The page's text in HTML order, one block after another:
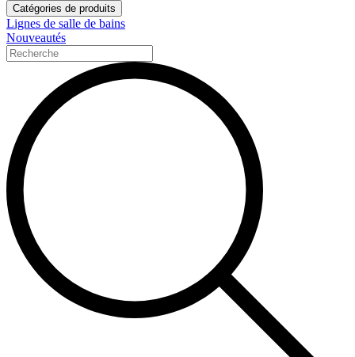
Catégories de produits
Lignes de salle de bains
Nouveautés